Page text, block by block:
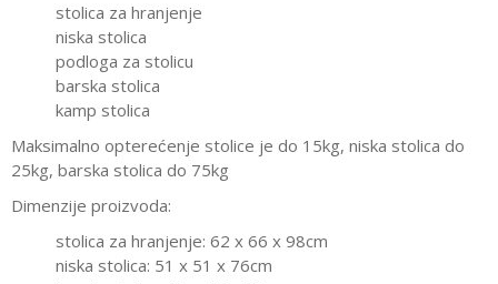
stolica za hranjenje
niska stolica
podloga za stolicu
barska stolica
kamp stolica
Maksimalno opterećenje stolice je do 15kg, niska stolica do
25kg, barska stolica do 75kg
Dimenzije proizvoda:
stolica za hranjenje: 62 x 66 x 98cm
niska stolica: 51 x 51 x 76cm